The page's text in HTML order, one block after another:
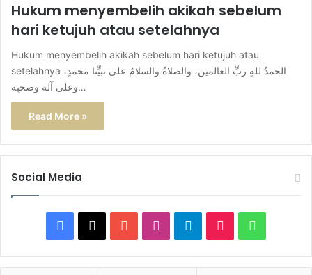
Hukum menyembelih akikah sebelum
hari ketujuh atau setelahnya
Hukum menyembelih akikah sebelum hari ketujuh atau
setelahnya الحمدُ للهِ ربِّ العالمين، والصلاةُ والسلامُ على نبيِّنا محمدٍ،
وعلى آله وصحبِه…
Read More »
Social Media
a
o
n
e
i
h